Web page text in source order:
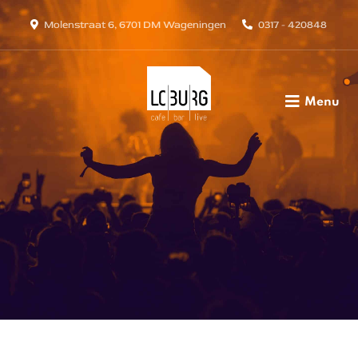
Molenstraat 6, 6701 DM Wageningen 0317 - 420848
Menu